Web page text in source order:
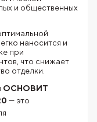
и общественных
наносится и
при
что снижает
отделки.
ОСНОВИТ
— это